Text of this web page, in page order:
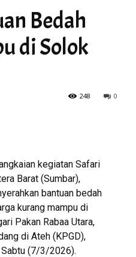
TimeBedah
di Solok
0
248
kegiatan Safari
Barat (Sumbar),
bantuan bedah
kurang mampu di
Pakan Rabaa Utara,
di Ateh (KPGD),
Sabtu (7/3/2026).